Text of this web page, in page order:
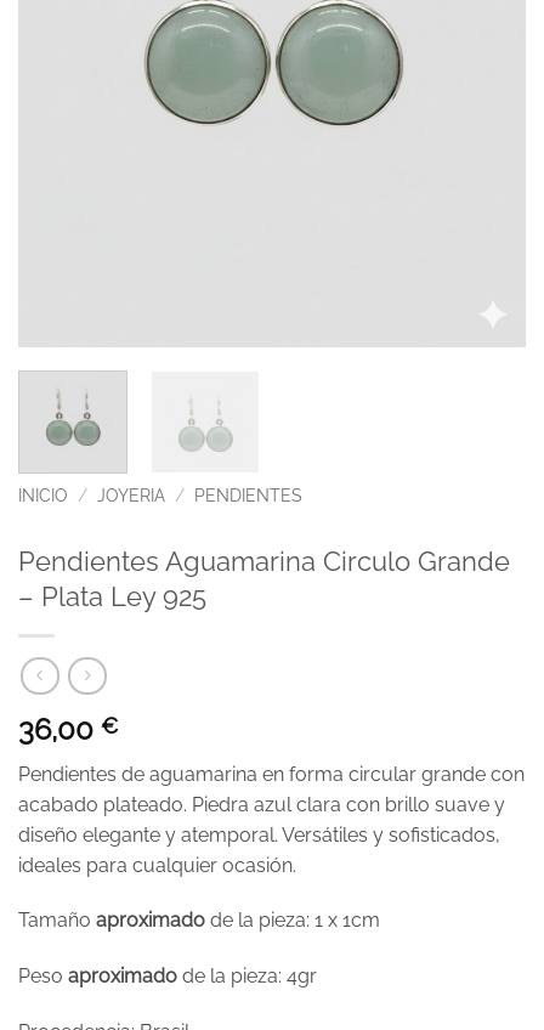
INICIO / JOYERIA / PENDIENTES
Pendientes Aguamarina Circulo Grande
– Plata Ley 925
36,00 €
Pendientes de aguamarina en forma circular grande con
acabado plateado. Piedra azul clara con brillo suave y
diseño elegante y atemporal. Versátiles y sofisticados,
ideales para cualquier ocasión.
Tamaño aproximado de la pieza: 1 x 1cm
Peso aproximado de la pieza: 4gr